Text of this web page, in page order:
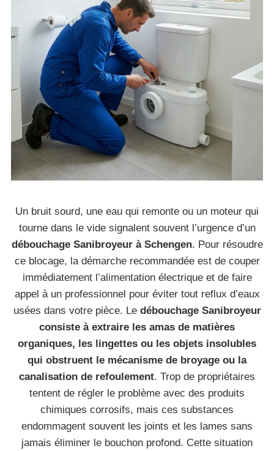
Un bruit sourd, une eau qui remonte ou un moteur qui
tourne dans le vide signalent souvent l’urgence d’un
débouchage Sanibroyeur à Schengen. Pour résoudre
ce blocage, la démarche recommandée est de couper
immédiatement l’alimentation électrique et de faire
appel à un professionnel pour éviter tout reflux d’eaux
usées dans votre pièce. Le débouchage Sanibroyeur
consiste à extraire les amas de matières
organiques, les lingettes ou les objets insolubles
qui obstruent le mécanisme de broyage ou la
canalisation de refoulement. Trop de propriétaires
tentent de régler le problème avec des produits
chimiques corrosifs, mais ces substances
endommagent souvent les joints et les lames sans
jamais éliminer le bouchon profond. Cette situation